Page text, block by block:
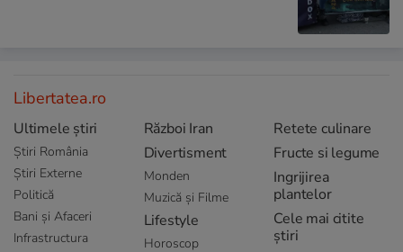
Libertatea.ro
Ultimele știri
Știri România
Știri Externe
Politică
Bani și Afaceri
Infrastructura
Război Iran
Divertisment
Monden
Muzică și Filme
Lifestyle
Horoscop
Retete culinare
Fructe si legume
Ingrijirea
plantelor
Cele mai citite
știri